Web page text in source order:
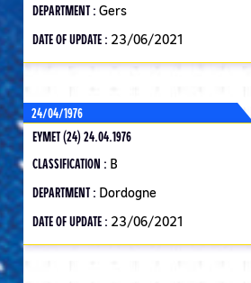
DEPARTMENT : Gers
DATE OF UPDATE : 23/06/2021
24/04/1976
EYMET (24) 24.04.1976
CLASSIFICATION : B
DEPARTMENT : Dordogne
DATE OF UPDATE : 23/06/2021